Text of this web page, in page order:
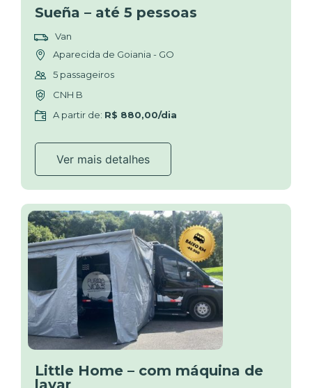
Sueña – até 5 pessoas
Van
Aparecida de Goiania - GO
5 passageiros
CNH B
A partir de: R$ 880,00/dia
Ver mais detalhes
Little Home – com máquina de